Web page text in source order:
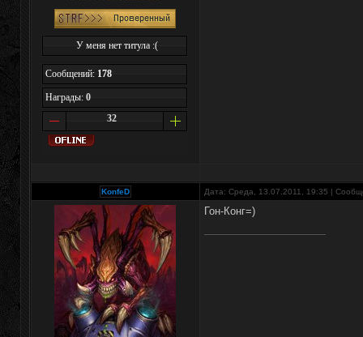
У меня нет титула :(
Сообщений: 178
Награды: 0
32
KonfeD Дата: Среда, 13.07.2011, 19:35 |
Гон-Конг=)